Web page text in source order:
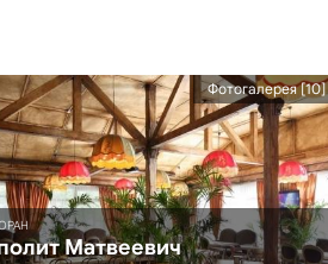
Фотогалерея [10]
Матвеевич